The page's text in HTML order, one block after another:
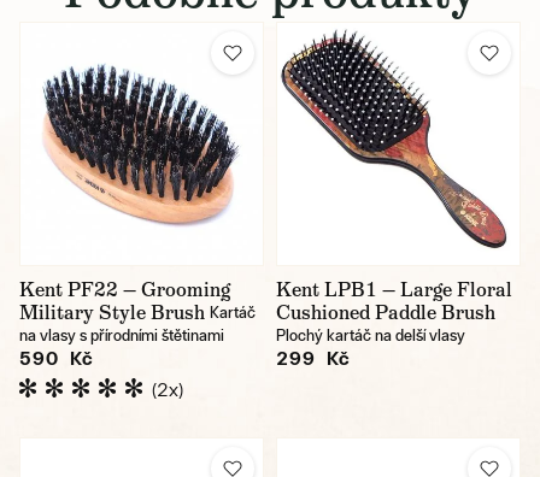
Kent PF22 — Grooming
Military Style Brush Kartáč
na vlasy s přírodními štětinami
590 Kč
(2x)
Kent LPB1 — Large Floral
Cushioned Paddle Brush
Plochý kartáč na delší vlasy
299 Kč